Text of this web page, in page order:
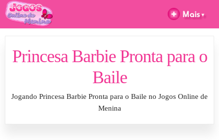
Princesa Barbie Pronta para o
Baile
Jogando Princesa Barbie Pronta para o Baile no Jogos Online de
Menina